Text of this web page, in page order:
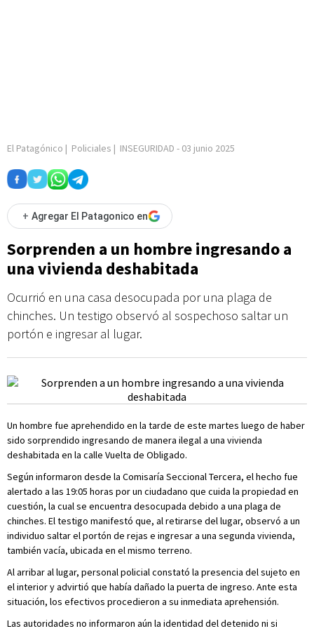
El Patagónico | Policiales | INSEGURIDAD - 03 junio 2025
+ Agregar El Patagonico en
Sorprenden a un hombre ingresando a
una vivienda deshabitada
Ocurrió en una casa desocupada por una plaga de
chinches. Un testigo observó al sospechoso saltar un
portón e ingresar al lugar.
Un hombre fue aprehendido en la tarde de este martes luego de haber
sido sorprendido ingresando de manera ilegal a una vivienda
deshabitada en la calle Vuelta de Obligado.
Según informaron desde la Comisaría Seccional Tercera, el hecho fue
alertado a las 19:05 horas por un ciudadano que cuida la propiedad en
cuestión, la cual se encuentra desocupada debido a una plaga de
chinches. El testigo manifestó que, al retirarse del lugar, observó a un
individuo saltar el portón de rejas e ingresar a una segunda vivienda,
también vacía, ubicada en el mismo terreno.
Al arribar al lugar, personal policial constató la presencia del sujeto en
el interior y advirtió que había dañado la puerta de ingreso. Ante esta
situación, los efectivos procedieron a su inmediata aprehensión.
Las autoridades no informaron aún la identidad del detenido ni si